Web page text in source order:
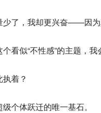
少了，我却更兴奋——因为
看似“不性感”的主题，我
着？
个体跃迁的唯一基石。